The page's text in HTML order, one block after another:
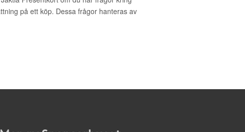
på ett köp. Dessa frågor hanteras av